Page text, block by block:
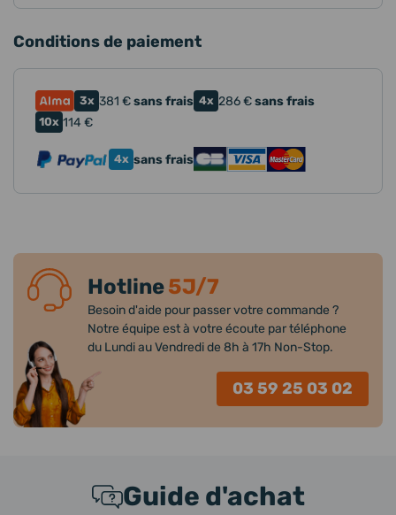
Conditions de paiement
3x 381 €sans frais 4x 286€sans frais
10x 114 €
4x sans frais
Hotline5J/7
Besoin d'aide pour passer votre commande ?
Notre équipe est à votre écoute par téléphone
du Lundi au Vendredi de 8h à 17h Non-Stop.
03 59 25 03 02
Guide d'achat